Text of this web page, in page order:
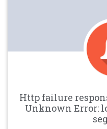
Http failure
Unknown Error: